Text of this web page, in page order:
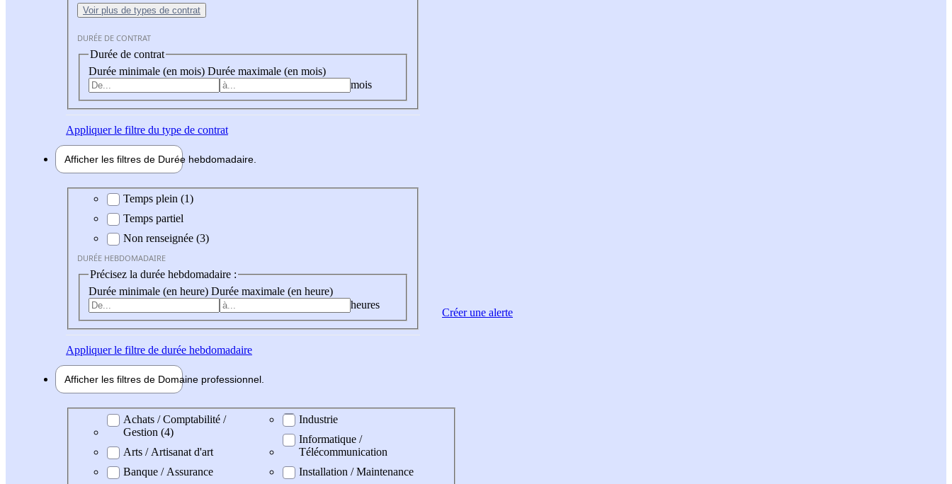
Voir plus de types de contrat
DURÉE DE CONTRAT
Durée de contrat
Durée minimale (en mois) Durée maximale (en mois)
mois
Appliquerle filtre du type de contrat
Afficher les filtres de Durée hebdomadaire
Durée hebdomadaire
Temps plein (1)
Temps partiel
Non renseignée (3)
DURÉE HEBDOMADAIRE
Précisez la durée hebdomadaire :
Durée minimale (en heure) Durée maximale (en heure)
heures
Appliquerle filtre de durée hebdomadaire
Afficher les filtres de Domaine professionnel
Domaine professionel
Achats / Comptabilité /
Gestion (4)
Arts / Artisanat d'art
Banque / Assurance
Industrie
Informatique /
Télécommunication
Installation / Maintenance
Créer une alerte